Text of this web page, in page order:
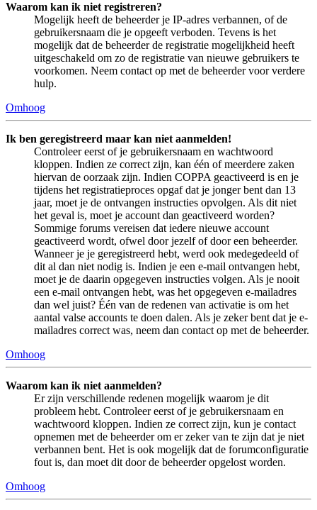
Waarom kan ik niet registreren?
Mogelijk heeft de beheerder je IP-adres verbannen, of de
gebruikersnaam die je opgeeft verboden. Tevens is het
mogelijk dat de beheerder de registratie mogelijkheid heeft
uitgeschakeld om zo de registratie van nieuwe gebruikers te
voorkomen. Neem contact op met de beheerder voor verdere
hulp.
Omhoog
Ik ben geregistreerd maar kan niet aanmelden!
Controleer eerst of je gebruikersnaam en wachtwoord
kloppen. Indien ze correct zijn, kan één of meerdere zaken
hiervan de oorzaak zijn. Indien COPPA geactiveerd is en je
tijdens het registratieproces opgaf dat je jonger bent dan 13
jaar, moet je de ontvangen instructies opvolgen. Als dit niet
het geval is, moet je account dan geactiveerd worden?
Sommige forums vereisen dat iedere nieuwe account
geactiveerd wordt, ofwel door jezelf of door een beheerder.
Wanneer je je geregistreerd hebt, werd ook medegedeeld of
dit al dan niet nodig is. Indien je een e-mail ontvangen hebt,
moet je de daarin opgegeven instructies volgen. Als je nooit
een e-mail ontvangen hebt, was het opgegeven e-mailadres
dan wel juist? Één van de redenen van activatie is om het
aantal valse accounts te doen dalen. Als je zeker bent dat je e-
mailadres correct was, neem dan contact op met de beheerder.
Omhoog
Waarom kan ik niet aanmelden?
Er zijn verschillende redenen mogelijk waarom je dit
probleem hebt. Controleer eerst of je gebruikersnaam en
wachtwoord kloppen. Indien ze correct zijn, kun je contact
opnemen met de beheerder om er zeker van te zijn dat je niet
verbannen bent. Het is ook mogelijk dat de forumconfiguratie
fout is, dan moet dit door de beheerder opgelost worden.
Omhoog